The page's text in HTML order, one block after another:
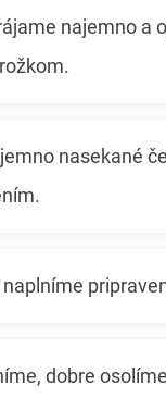
najemno a
nasekané
dobre